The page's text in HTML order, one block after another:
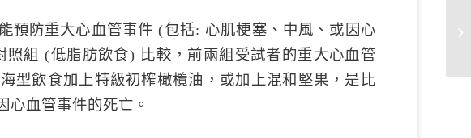
預防重大心血管事件 (包括: 心肌梗塞、中風、或因心
組 (低脂肪飲食) 比較，前兩組受試者的重大心血管
型飲食加上特級初榨橄欖油，或加上混和堅果，是比
心血管事件的死亡。